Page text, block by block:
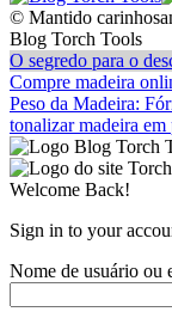
© Mantido
Blog Torch Tools
O segredo para o
Compre madeira
Peso da Madeira:
tonalizar madeira em
Welcome Back!
Sign in to your
Nome de usuário ou